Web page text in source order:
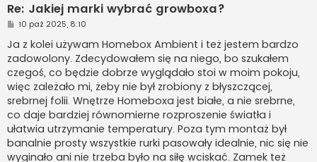
Re: Jakiej marki wybrać growboxa?
P
s
t
10 paź 2025, 8:10
Ja z kolei używam Homebox Ambient i też jestem bardzo
zadowolony. Zdecydowałem się na niego, bo szukałem
czegoś, co będzie dobrze wyglądało stoi w moim pokoju,
więc zależało mi, żeby nie był zrobiony z błyszczącej,
srebrnej folii. Wnętrze Homeboxa jest białe, a nie srebrne,
co daje bardziej równomierne rozproszenie światła i
ułatwia utrzymanie temperatury. Poza tym montaż był
banalnie prosty wszystkie rurki pasowały idealnie, nic się nie
wyginało ani nie trzeba było na siłę wciskać. Zamek też